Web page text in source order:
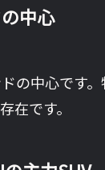
中心
の中心です
在です。